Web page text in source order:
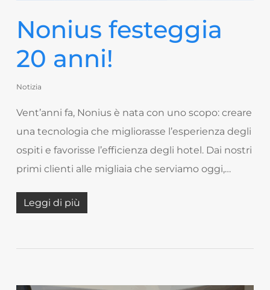
Nonius festeggia
20 anni!
Notizia
Vent’anni fa, Nonius è nata con uno scopo: creare
una tecnologia che migliorasse l’esperienza degli
ospiti e favorisse l’efficienza degli hotel. Dai nostri
primi clienti alle migliaia che serviamo oggi,…
Leggi di più